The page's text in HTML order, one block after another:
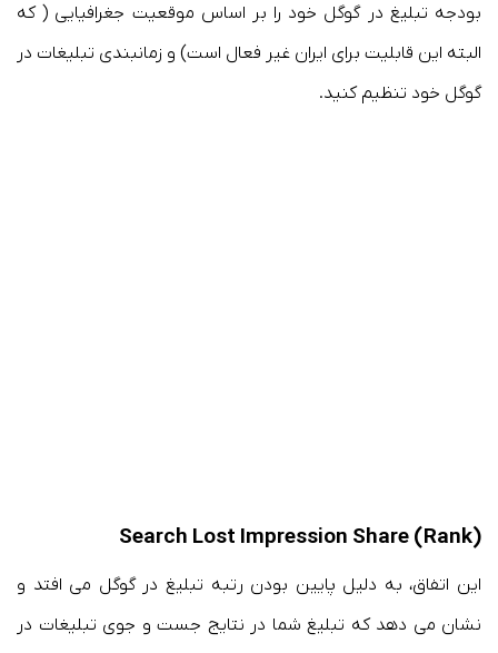
بودجه تبلیغ در گوگل خود را بر اساس موقعیت جغرافیایی ( که
البته این قابلیت برای ایران غیر فعال است) و زمانبندی تبلیغات در
گوگل خود تنظیم کنید.
Search Lost Impression Share (Rank)
این اتفاق، به دلیل پایین بودن رتبه تبلیغ در گوگل می افتد و
نشان می دهد که تبلیغ شما در نتایج جست و جوی تبلیغات در